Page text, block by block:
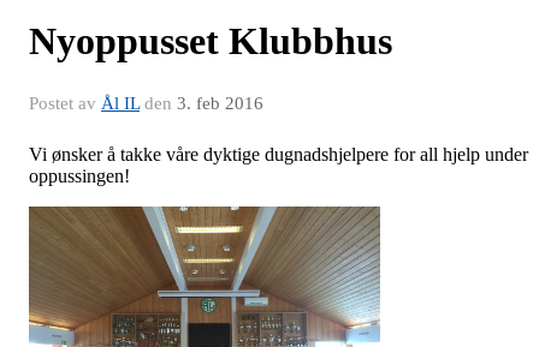
Nyoppusset Klubbhus
Postet av Ål ILden 3. feb 2016
Vi ønsker å takke våre dyktige dugnadshjelpere for all hjelp under
oppussingen!